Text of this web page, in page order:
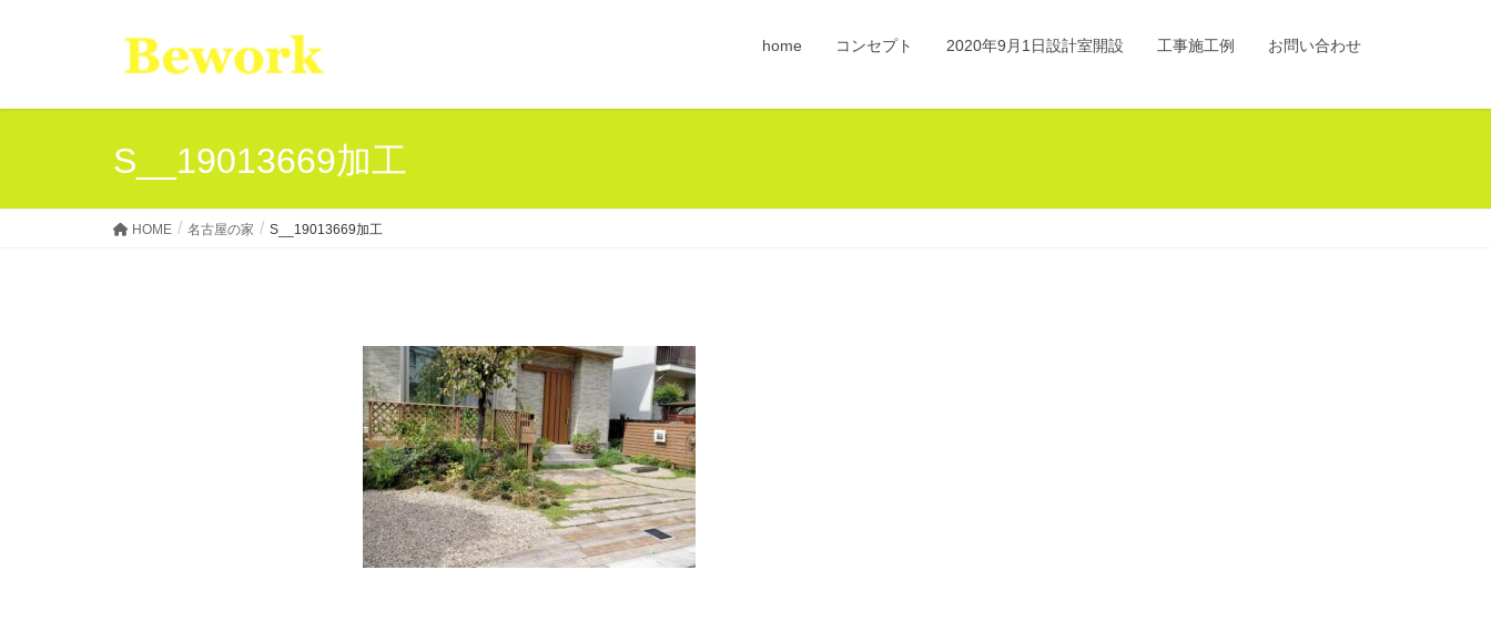
home コンセプト 2020年9月1日設計室開設 工事施工例 お問い合わせ
S__19013669加工
HOME 名古屋の家 S__19013669加工